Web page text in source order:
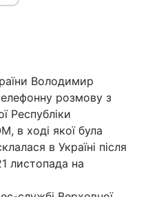
Володимир
розмову з
Республіки
в ході якої була
в Україні після
листопада на